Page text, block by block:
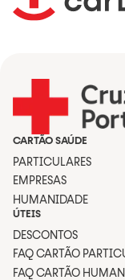
CARTÃO SAÚDE
PARTICULARES
EMPRESAS
HUMANIDADE
ÚTEIS
DESCONTOS
FAQ CARTÃO
FAQ CARTÃO